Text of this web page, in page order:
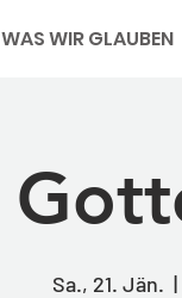
WAS WIR GLAUBEN
Sa., 21. Jän.